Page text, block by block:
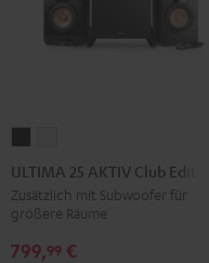
25
AKTIV
Club
Edition
25
AKTIV
Club
Edition
ULTIMA 25 AKTIV Club Edition
Zusätzlich mit Subwoofer für
größere Räume
799,99 €